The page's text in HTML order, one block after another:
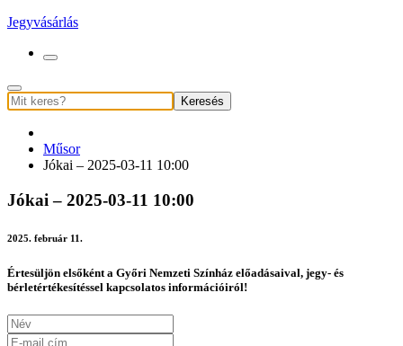
Jegyvásárlás
Keresés
Műsor
Jókai – 2025-03-11 10:00
Jókai – 2025-03-11 10:00
2025. február 11.
Értesüljön elsőként a Győri Nemzeti Színház előadásaival, jegy- és
bérletértékesítéssel kapcsolatos információiról!